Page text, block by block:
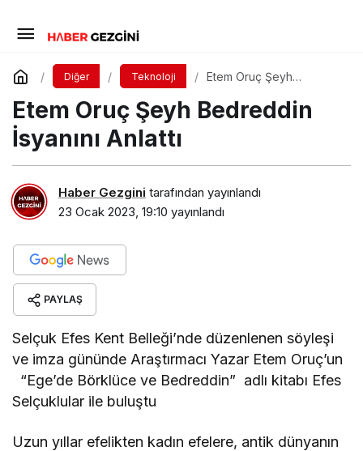
Diğer Teknoloji
Etem Oruç Şeyh
Etem Oruç Şeyh Bedreddin
İsyanını Anlattı
Haber Gezgini tarafından yayınlandı
23 Ocak 2023, 19:10 yayınlandı
PAYLAŞ
Selçuk Efes Kent Belleği’nde düzenlenen söyleşi
ve imza gününde Araştırmacı Yazar Etem Oruç’un
“Ege’de Börklüce ve Bedreddin” adlı kitabı Efes
Selçuklular ile buluştu
Uzun yıllar efelikten kadın efelere, antik dünyanın